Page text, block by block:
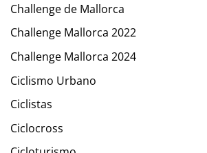
Challenge de Mallorca
Challenge Mallorca 2022
Challenge Mallorca 2024
Ciclismo Urbano
Ciclistas
Ciclocross